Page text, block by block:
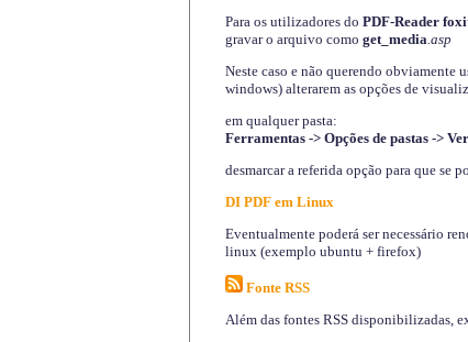
Para os utilizadores do PDF-Reader
gravar o arquivo como get_media.asp
Neste caso e não querendo obviamente
windows) alterarem as opções de
em qualquer pasta:
Ferramentas -> Opções de pastas ->
desmarcar a referida opção para que se
DI PDF em Linux
Eventualmente poderá ser necessário
linux (exemplo ubuntu + firefox)
Fonte RSS
Além das fontes RSS disponibilizadas,